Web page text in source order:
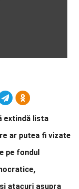
extindă lista
ar putea fi vizate
pe fondul
atacuri asupra